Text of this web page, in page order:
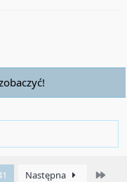
Następna